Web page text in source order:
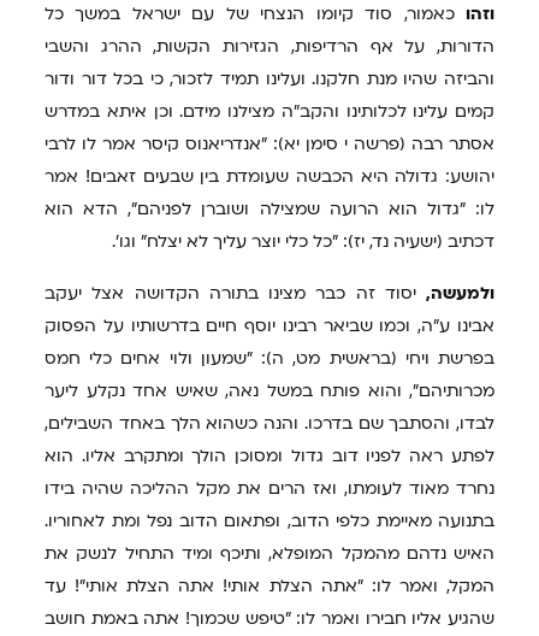
וזהו כאמור, סוד קיומו הנצחי של עם ישראל במשך כל
הדורות, על אף הרדיפות, הגזירות הקשות, ההרג והשבי
והביזה שהיו מנת חלקנו. ועלינו תמיד לזכור, כי בכל דור ודור
קמים עלינו לכלותינו והקב"ה מצילנו מידם. וכן איתא במדרש
אסתר רבה (פרשה י סימן יא): "אנדריאנוס קיסר אמר לו לרבי
יהושע: גדולה היא הכבשה שעומדת בין שבעים זאבים! אמר
לו: "גדול הוא הרועה שמצילה ושוברן לפניהם", הדא הוא
דכתיב (ישעיה נד, יז): "כל כלי יוצר עליך לא יצלח" וגו'.
ולמעשה, יסוד זה כבר מצינו בתורה הקדושה אצל יעקב
אבינו ע"ה, וכמו שביאר רבינו יוסף חיים בדרשותיו על הפסוק
בפרשת ויחי (בראשית מט, ה): "שמעון ולוי אחים כלי חמס
מכרותיהם", והוא פותח במשל נאה, שאיש אחד נקלע ליער
לבדו, והסתבך שם בדרכו. והנה כשהוא הלך באחד השבילים,
לפתע ראה לפניו דוב גדול ומסוכן הולך ומתקרב אליו. הוא
נחרד מאוד לעומתו, ואז הרים את מקל ההליכה שהיה בידו
בתנועה מאיימת כלפי הדוב, ופתאום הדוב נפל ומת לאחוריו.
האיש נדהם מהמקל המופלא, ותיכף ומיד התחיל לנשק את
המקל, ואמר לו: "אתה הצלת אותי! אתה הצלת אותי"! עד
שהגיע אליו חבירו ואמר לו: "טיפש שכמוך! אתה באמת חושב